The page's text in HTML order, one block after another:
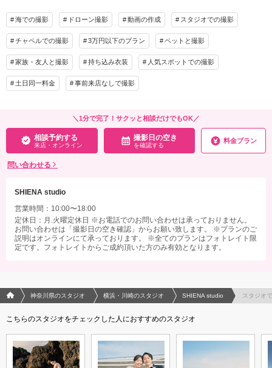
衣装追加 会食 挙式
その他含むもの
ブーケ/ブートニア/イヤリング/ヘッドアクセはスタジオにあるものは無料でお使い頂
けます♪
【オプション】
50枚納品に変更 ＋￥20,000
100枚納品に変更 ＋￥30,000
※スタジオ集合/解散となります
プラン詳細
アルバム データ 30カット 台紙付写真
来店・オンライン
海での撮影 ドローン撮影 動画の作成 スタジオでの撮影
チャペルでの撮影 3万円以下のプラン ペットと撮影
家族・友人と撮影 持ち込み衣装 人気スポットでの撮影
土日同一料金 事前来店なしで撮影
＼1分で完了！サクッと相談だけでもOK／
相談予約する
来店・オンライン
撮影日の空き
を確認する
料金プラン
問い合わせる
SHIENA studio
営業時間：10:00〜18:00
定休日：月.火曜定休日 ※お電話でのお問い合わせは承っておりません。
お問い合わせは「撮影日の空き確認」からお願い致します。 ※プランのご
説明はオンラインにて承っております。 ※全てのプランはフォトレイト限
定です。フォトレイトからご成約頂いた方のみ有効となります。
フォトウエディング/結婚写真のPhotorait ホーム
神奈川県のスタジオ 横浜・川崎のスタジオ SHIENA studio スタジオ
こちらのスタジオをチェックした人におすすめのスタジオ